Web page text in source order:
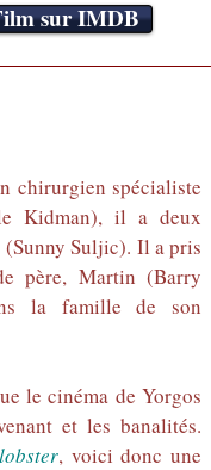
sur IMDB
chirurgien spécialiste
Kidman), il a deux
(Sunny Suljic). Il a pris
père, Martin (Barry
la famille de son
le cinéma de Yorgos
et les banalités.
, voici donc une